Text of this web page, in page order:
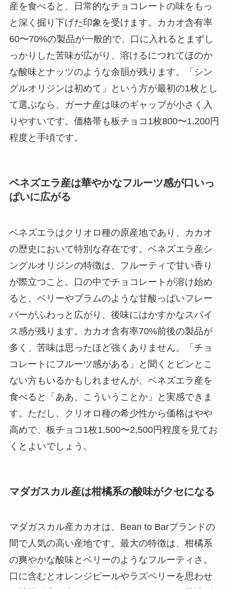
産を食べると、日常的なチョコレートの味をもっ
と深く掘り下げた印象を受けます。カカオ含有率
60〜70%の製品が一般的で、口に入れるとまずし
っかりした苦味が広がり、溶けるにつれてほのか
な酸味とナッツのような余韻が残ります。「シン
グルオリジンは初めて」という方が最初の1枚とし
て選ぶなら、ガーナ産は味のギャップが小さく入
りやすいです。価格帯も板チョコ1枚800〜1,200円
程度と手頃です。
ベネズエラ産は華やかなフルーツ感が口いっ
ぱいに広がる
ベネズエラはクリオロ種の原産地であり、カカオ
の歴史において特別な存在です。ベネズエラ産シ
ングルオリジンの特徴は、フルーティで甘い香り
が際立つこと。口の中でチョコレートが溶け始め
ると、ベリーやプラムのような甘酸っぱいフレー
バーがふわっと広がり、後味にはかすかなスパイ
ス感が残ります。カカオ含有率70%前後の製品が
多く、苦味は思ったほど強くありません。「チョ
コレートにフルーツ感がある」と聞くとピンとこ
ない方もいるかもしれませんが、ベネズエラ産を
食べると「ああ、こういうことか」と実感できま
す。ただし、クリオロ種の希少性から価格はやや
高めで、板チョコ1枚1,500〜2,500円程度を見てお
くとよいでしょう。
マダガスカル産は柑橘系の酸味がクセになる
マダガスカル産カカオは、Bean to Barブランドの
間で人気の高い産地です。最大の特徴は、柑橘系
の爽やかな酸味とベリーのようなフルーティさ。
口に含むとオレンジピールやラズベリーを思わせ